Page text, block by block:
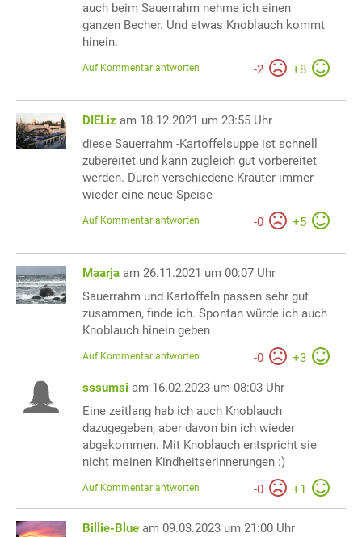
auch beim Sauerrahm nehme ich einen
ganzen Becher. Und etwas Knoblauch kommt
hinein.
-2 +8
Auf Kommentar antworten
DIELiz am 18.12.2021 um 23:55 Uhr
diese Sauerrahm -Kartoffelsuppe ist schnell
zubereitet und kann zugleich gut vorbereitet
werden. Durch verschiedene Kräuter immer
wieder eine neue Speise
-0 +5
Auf Kommentar antworten
Maarja am 26.11.2021 um 00:07 Uhr
Sauerrahm und Kartoffeln passen sehr gut
zusammen, finde ich. Spontan würde ich auch
Knoblauch hinein geben
-0 +3
Auf Kommentar antworten
sssumsi am 16.02.2023 um 08:03 Uhr
Eine zeitlang hab ich auch Knoblauch
dazugegeben, aber davon bin ich wieder
abgekommen. Mit Knoblauch entspricht sie
nicht meinen Kindheitserinnerungen :)
-0 +1
Auf Kommentar antworten
Billie-Blue am 09.03.2023 um 21:00 Uhr